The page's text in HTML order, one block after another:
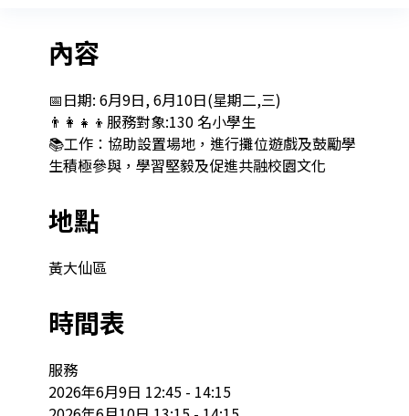
內容
📅日期: 6月9日, 6月10日(星期二,三)
👨‍👩‍👧‍👦服務對象:130 名小學生
📚工作：協助設置場地，進行攤位遊戲及鼓勵學
生積極參與，學習堅毅及促進共融校園文化
地點
黃大仙區
時間表
服務
2026年6月9日 12:45 - 14:15